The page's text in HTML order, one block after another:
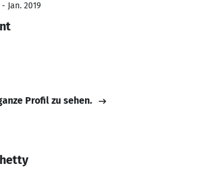
Jan. 2019
Profil zu sehen.